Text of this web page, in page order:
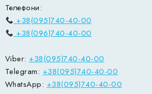
Телефони:
+38(095)740-40-00
+38(096)740-40-00
Viber: +38(095)740-40-00
Telegram: +38(095)740-40-00
WhatsApp: +38(095)740-40-00